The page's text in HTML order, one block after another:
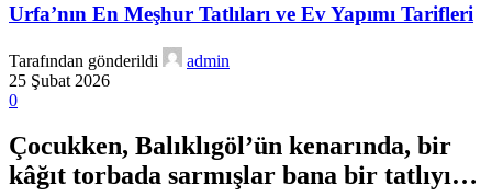
Urfa’nın En Meşhur Tatlıları ve Ev Yapımı Tarifleri
Tarafından gönderildi
admin
25 Şubat 2026
0
Çocukken, Balıklıgöl’ün kenarında, bir
kâğıt torbada sarmışlar bana bir tatlıyı…